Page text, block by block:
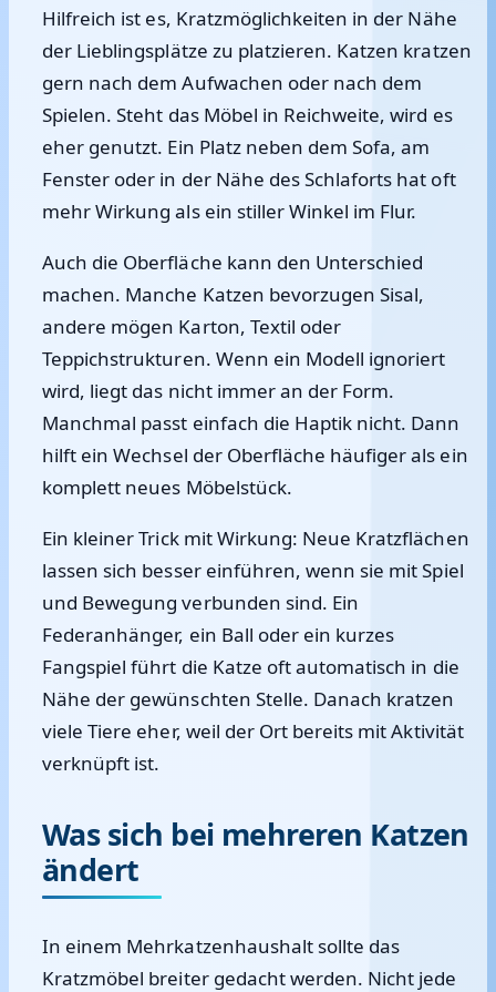
Hilfreich ist es, Kratzmöglichkeiten in der Nähe
der Lieblingsplätze zu platzieren. Katzen kratzen
gern nach dem Aufwachen oder nach dem
Spielen. Steht das Möbel in Reichweite, wird es
eher genutzt. Ein Platz neben dem Sofa, am
Fenster oder in der Nähe des Schlaforts hat oft
mehr Wirkung als ein stiller Winkel im Flur.
Auch die Oberfläche kann den Unterschied
machen. Manche Katzen bevorzugen Sisal,
andere mögen Karton, Textil oder
Teppichstrukturen. Wenn ein Modell ignoriert
wird, liegt das nicht immer an der Form.
Manchmal passt einfach die Haptik nicht. Dann
hilft ein Wechsel der Oberfläche häufiger als ein
komplett neues Möbelstück.
Ein kleiner Trick mit Wirkung: Neue Kratzflächen
lassen sich besser einführen, wenn sie mit Spiel
und Bewegung verbunden sind. Ein
Federanhänger, ein Ball oder ein kurzes
Fangspiel führt die Katze oft automatisch in die
Nähe der gewünschten Stelle. Danach kratzen
viele Tiere eher, weil der Ort bereits mit Aktivität
verknüpft ist.
Was sich bei mehreren Katzen
ändert
In einem Mehrkatzenhaushalt sollte das
Kratzmöbel breiter gedacht werden. Nicht jede